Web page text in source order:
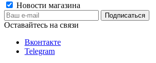
Новости магазина
Оставайтесь на связи
Вконтакте
Telegram